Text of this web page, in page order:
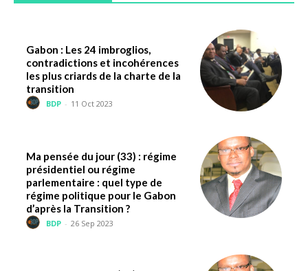
Gabon : Les 24 imbroglios,
contradictions et incohérences
les plus criards de la charte de la
transition
BDP - 11 Oct 2023
Ma pensée du jour (33) : régime
présidentiel ou régime
parlementaire : quel type de
régime politique pour le Gabon
d’après la Transition ?
BDP - 26 Sep 2023